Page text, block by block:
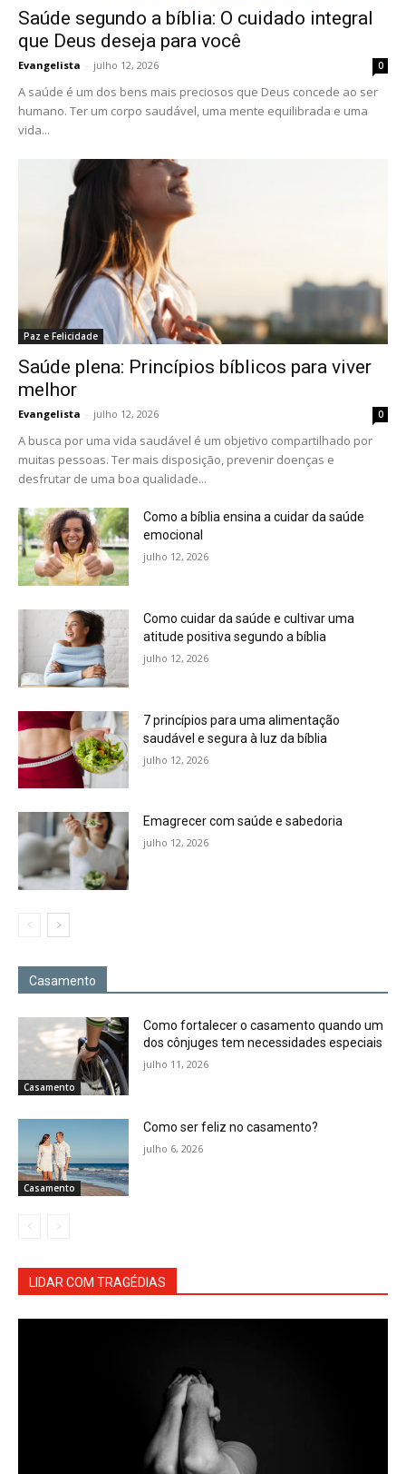
Saúde segundo a bíblia: O cuidado integral
que Deus deseja para você
Evangelista - julho 12, 2026 0
A saúde é um dos bens mais preciosos que Deus concede ao ser
humano. Ter um corpo saudável, uma mente equilibrada e uma
vida...
Paz e Felicidade
Saúde plena: Princípios bíblicos para viver
melhor
Evangelista - julho 12, 2026 0
A busca por uma vida saudável é um objetivo compartilhado por
muitas pessoas. Ter mais disposição, prevenir doenças e
desfrutar de uma boa qualidade...
Como a bíblia ensina a cuidar da saúde
emocional
julho 12, 2026
Como cuidar da saúde e cultivar uma
atitude positiva segundo a bíblia
julho 12, 2026
7 princípios para uma alimentação
saudável e segura à luz da bíblia
julho 12, 2026
Emagrecer com saúde e sabedoria
julho 12, 2026
Casamento
Casamento
Como fortalecer o casamento quando um
dos cônjuges tem necessidades especiais
julho 11, 2026
Casamento
Como ser feliz no casamento?
julho 6, 2026
LIDAR COM TRAGÉDIAS